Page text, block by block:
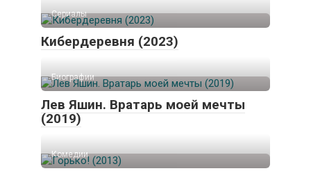
Сериалы
Кибердеревня (2023)
Биографии
Лев Яшин. Вратарь моей мечты
(2019)
Комедии